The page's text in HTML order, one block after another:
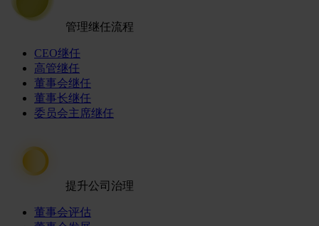
管理继任流程
CEO继任
高管继任
董事会继任
董事长继任
委员会主席继任
提升公司治理
董事会评估